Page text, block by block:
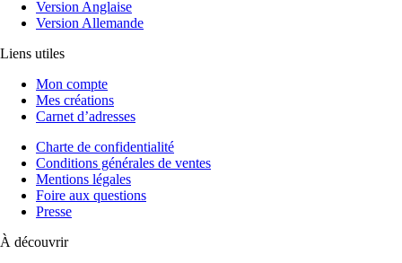
Version Anglaise
Version Allemande
Liens utiles
Mon compte
Mes créations
Carnet d’adresses
Charte de confidentialité
Conditions générales de ventes
Mentions légales
Foire aux questions
Presse
À découvrir